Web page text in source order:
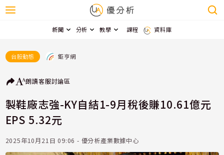
新聞 分析 教學 課程 資料庫
台股動態 鉅亨網
朗讀客服討論區
製鞋廠志強-KY自結1-9月稅後賺10.61億元
EPS 5.32元
2025年10月21日 09:06 - 優分析產業數據中心